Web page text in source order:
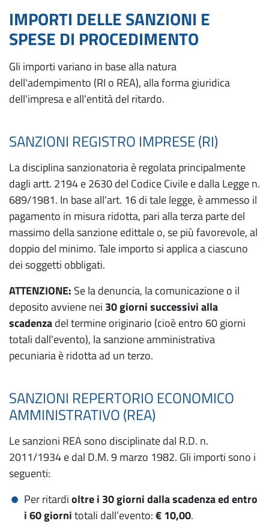
IMPORTI DELLE SANZIONI E
SPESE DI PROCEDIMENTO
Gli importi variano in base alla natura
dell'adempimento (RI o REA), alla forma giuridica
dell'impresa e all'entità del ritardo.
SANZIONI REGISTRO IMPRESE (RI)
La disciplina sanzionatoria è regolata principalmente
dagli artt. 2194 e 2630 del Codice Civile e dalla Legge n.
689/1981. In base all'art. 16 di tale legge, è ammesso il
pagamento in misura ridotta, pari alla terza parte del
massimo della sanzione edittale o, se più favorevole, al
doppio del minimo. Tale importo si applica a ciascuno
dei soggetti obbligati.
ATTENZIONE: Se la denuncia, la comunicazione o il
deposito avviene nei 30 giorni successivi alla
scadenzadel termine originario (cioè entro 60 giorni
totali dall'evento), la sanzione amministrativa
pecuniaria è ridotta ad un terzo.
SANZIONI REPERTORIO ECONOMICO
AMMINISTRATIVO (REA)
Le sanzioni REA sono disciplinate dal R.D. n.
2011/1934 e dal D.M. 9 marzo 1982. Gli importi sono i
seguenti:
Per ritardioltre i 30 giorni dalla scadenza ed entro
i 60 giornitotali dall’evento:€10,00.